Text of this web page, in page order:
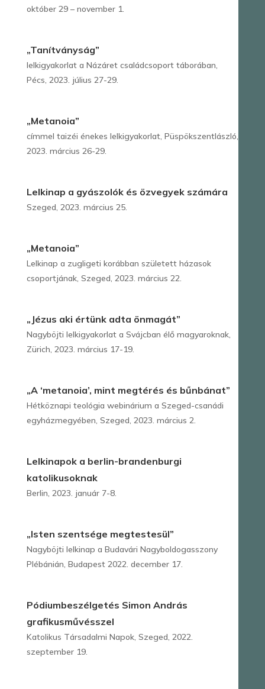
október 29 – november 1.
„Tanítványság”
lelkigyakorlat a Názáret családcsoport táborában,
Pécs, 2023. július 27-29.
„Metanoia”
címmel taizéi énekes lelkigyakorlat, Püspökszentlászló,
2023. március 26-29.
Lelkinap a gyászolók és özvegyek számára
Szeged, 2023. március 25.
„Metanoia”
Lelkinap a zugligeti korábban született házasok
csoportjának, Szeged, 2023. március 22.
„Jézus aki értünk adta önmagát”
Nagyböjti lelkigyakorlat a Svájcban élő magyaroknak,
Zürich, 2023. március 17-19.
„A ‘metanoia’, mint megtérés és bűnbánat”
Hétköznapi teológia webinárium a Szeged-csanádi
egyházmegyében, Szeged, 2023. március 2.
Lelkinapok a berlin-brandenburgi
katolikusoknak
Berlin, 2023. január 7-8.
„Isten szentsége megtestesül”
Nagyböjti lelkinap a Budavári Nagyboldogasszony
Plébánián, Budapest 2022. december 17.
Pódiumbeszélgetés Simon András
grafikusművésszel
Katolikus Társadalmi Napok, Szeged, 2022.
szeptember 19.